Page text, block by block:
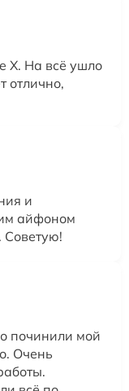
X. На всё ушло
отлично,
и
айфоном
Советую!
починили мой
Очень